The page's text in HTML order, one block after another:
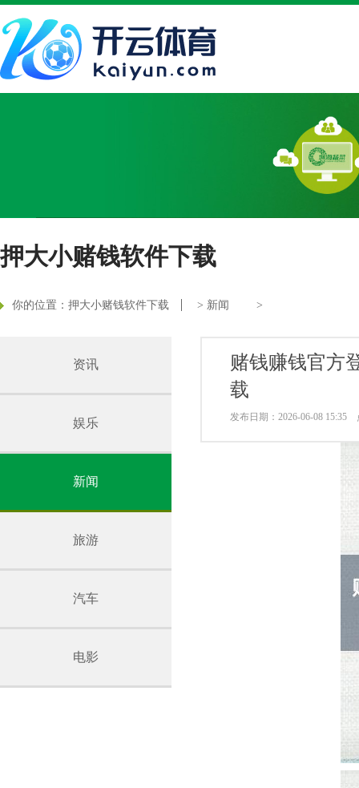
押大小赌钱软件下载
你的位置： 押大小赌钱软件下载 > 新闻 >
资讯
娱乐
新闻
旅游
汽车
电影
赌钱赚钱官方
载
发布日期：2026-06-08 15:35